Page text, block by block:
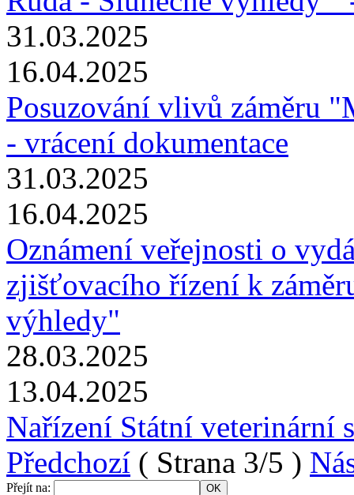
31.03.2025
16.04.2025
Posuzování vlivů záměru
- vrácení dokumentace
31.03.2025
16.04.2025
Oznámení veřejnosti o
zjišťovacího řízení k
výhledy"
28.03.2025
13.04.2025
Nařízení Státní veterinární
Předchozí ( Strana 3/5 )
Přejít na: